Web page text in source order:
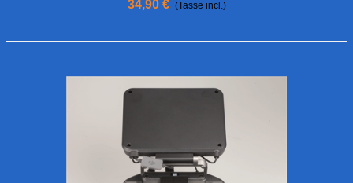
34,90 € (Tasse incl.)